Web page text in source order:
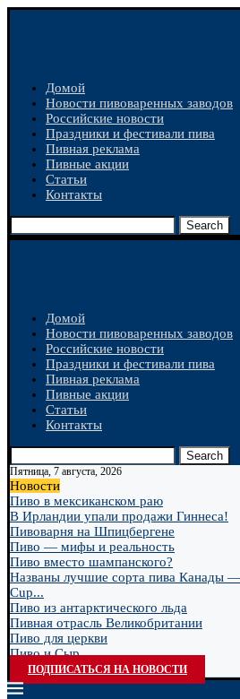
Домой
Новости пивоваренных заводов
Российские новости
Праздники и фестивали пива
Пивная реклама
Пивные акции
Статьи
Контакты
Search
Домой
Новости пивоваренных заводов
Российские новости
Праздники и фестивали пива
Пивная реклама
Пивные акции
Статьи
Контакты
Search
Пятница, 7 августа, 2026
Новости
Пиво в мексиканском раю
В Ирландии упали продажи Гиннеса!
Пивоварня на Шпицбергене
Пиво — мифы и реальность
Пиво вместо шампанского?
Названы лучшие сорта пива Канады —
Cup...
Пиво из антарктического льда
Пивная отрасль Великобритании
Пиво для церкви
Пиво и Сыр
ПОДПИСАТЬСЯ НА НОВОСТИ